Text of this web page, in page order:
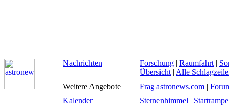
Nachrichten Forschung | Raumfahrt |
Übersicht | Alle
Weitere Angebote
Frag astronews.com |
Kalender
Sternenhimmel | Startrampe